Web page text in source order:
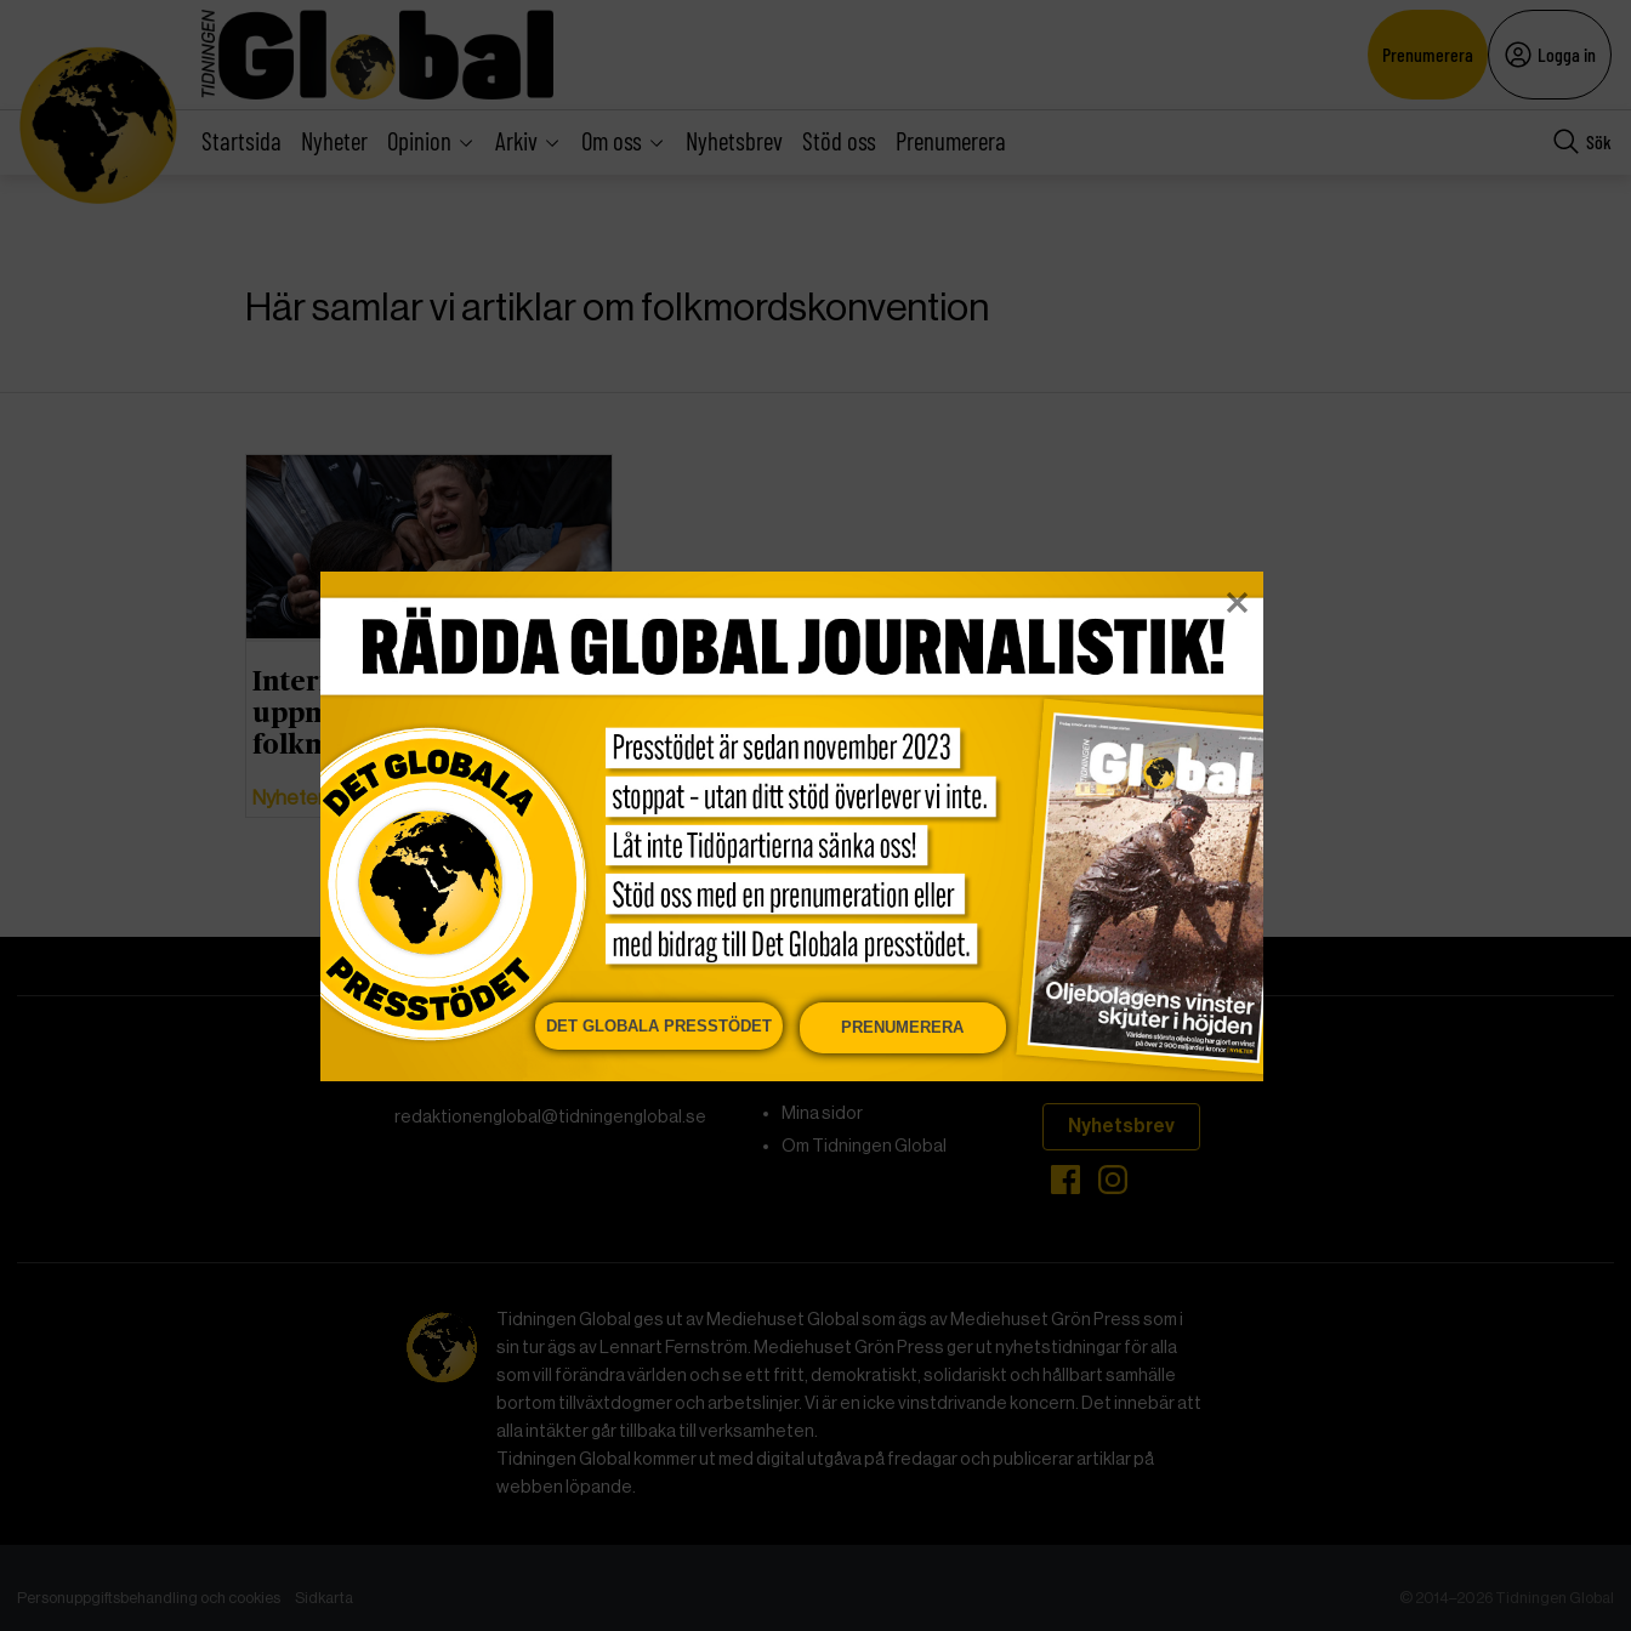
Prenumerera Logga in
Startsida Nyheter Opinion Arkiv Om oss Nyhetsbrev Stöd oss Prenumerera Sök
Här samlar vi artiklar om folkmordskonvention
Internationella samfundet
uppmanas ”hindra
folkmord” i Gaza
Nyheter
redaktionenglobal@tidningenglobal.se
Kundservice och support
Mina sidor
Om Tidningen Global
Nyheter på ditt sätt
Nyhetsbrev
Tidningen Global ges ut av Mediehuset Global som ägs av Mediehuset Grön Press som i
sin tur ägs av Lennart Fernström. Mediehuset Grön Press ger ut nyhetstidningar för alla
som vill förändra världen och se ett fritt, demokratiskt, solidariskt och hållbart samhälle
bortom tillväxtdogmer och arbetslinjer. Vi är en icke vinstdrivande koncern. Det innebär att
alla intäkter går tillbaka till verksamheten.
Tidningen Global kommer ut med digital utgåva på fredagar och publicerar artiklar på
webben löpande.
Personuppgiftsbehandling och cookies Sidkarta © 2014–2026 Tidningen Global
DET GLOBALA PRESSTÖDET PRENUMERERA